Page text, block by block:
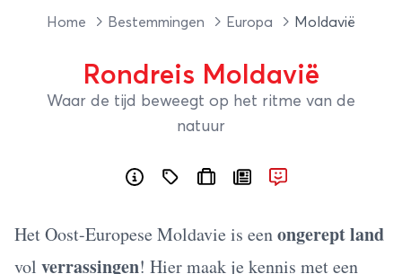
Home Bestemmingen Europa Moldavië
Rondreis Moldavië
Waar de tijd beweegt op het ritme van de
natuur
Het Oost-Europese Moldavie is eenongerept land
vol verrassingen! Hier maak je kennis met een